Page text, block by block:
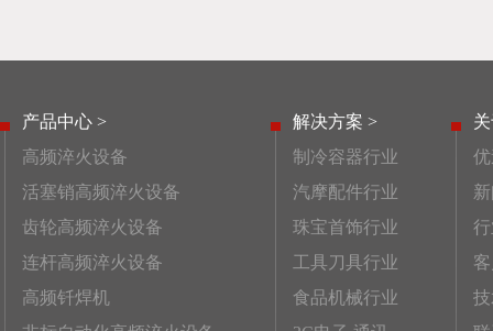
产品中心 >
高频淬火设备
活塞销高频淬火设备
齿轮高频淬火设备
连杆高频淬火设备
高频钎焊机
解决方案 >
制冷容器行业
汽摩配件行业
珠宝首饰行业
工具刀具行业
食品机械行业